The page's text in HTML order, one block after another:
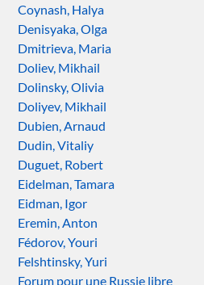
Coynash, Halya
Denisyaka, Olga
Dmitrieva, Maria
Doliev, Mikhail
Dolinsky, Olivia
Doliyev, Mikhail
Dubien, Arnaud
Dudin, Vitaliy
Duguet, Robert
Eidelman, Tamara
Eidman, Igor
Eremin, Anton
Fédorov, Youri
Felshtinsky, Yuri
Forum pour une Russie libre